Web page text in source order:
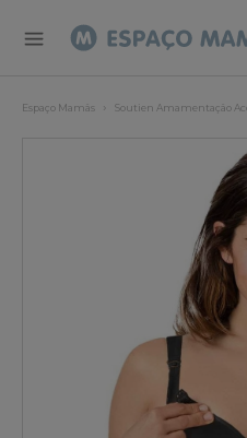
Espaço Mamãs Soutien Amamentação